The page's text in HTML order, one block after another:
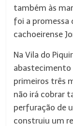
também às
foi a promessa
cachoeirense
Na Vila do
abastecimento
primeiros três
não irá cobrar
perfuração de
construiu um